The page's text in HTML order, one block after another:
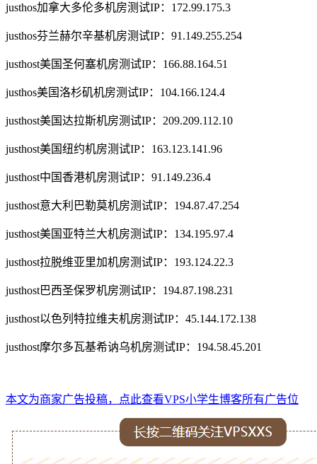
justhos加拿大多伦多机房测试IP：172.99.175.3
justhos芬兰赫尔辛基机房测试IP：91.149.255.254
justhost美国圣何塞机房测试IP：166.88.164.51
justhos美国洛杉矶机房测试IP：104.166.124.4
justhost美国达拉斯机房测试IP：209.209.112.10
justhost美国纽约机房测试IP：163.123.141.96
justhost中国香港机房测试IP：91.149.236.4
justhost意大利巴勒莫机房测试IP：194.87.47.254
justhost美国亚特兰大机房测试IP：134.195.97.4
justhost拉脱维亚里加机房测试IP：193.124.22.3
justhost巴西圣保罗机房测试IP：194.87.198.231
justhost以色列特拉维夫机房测试IP：45.144.172.138
justhost摩尔多瓦基希讷乌机房测试IP：194.58.45.201
本文为商家广告投稿，点此查看VPS小学生博客所有广告位